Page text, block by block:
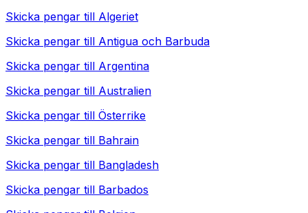
Skicka pengar till Algeriet
Skicka pengar till Antigua och Barbuda
Skicka pengar till Argentina
Skicka pengar till Australien
Skicka pengar till Österrike
Skicka pengar till Bahrain
Skicka pengar till Bangladesh
Skicka pengar till Barbados